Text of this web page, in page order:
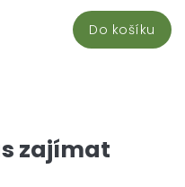
Do košíku
zajímat